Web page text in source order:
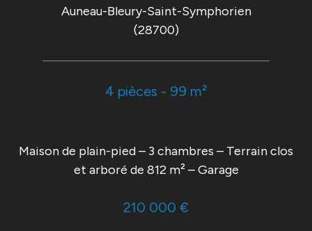
Auneau-Bleury-Saint-Symphorien
(28700)
4 pièces - 99 m²
Maison de plain-pied – 3 chambres – Terrain clos
et arboré de 812 m² – Garage
210 000 €